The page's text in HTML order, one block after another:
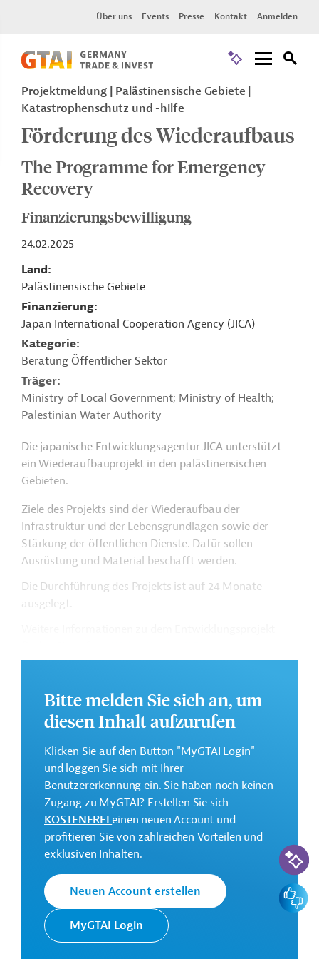
Über uns Events Presse Kontakt Anmelden
Projektmeldung
Palästinensische Gebiete
Katastrophenschutz und -hilfe
Förderung des Wiederaufbaus
The Programme for Emergency
Recovery
Finanzierungsbewilligung
24.02.2025
Land
Palästinensische Gebiete
Finanzierung
Japan International Cooperation Agency (JICA)
Kategorie
Beratung Öffentlicher Sektor
Träger
Ministry of Local Government; Ministry of Health;
Palestinian Water Authority
Die japanische Entwicklungsagentur JICA unterstützt
ein Wiederaufbauprojekt in den palästinensischen
Gebieten.
Ziele des Projekts sind der Wiederaufbau der
Infrastruktur und der Lebensgrundlagen sowie der
Stärkung der öffentlichen Dienste. Dafür sollen
Ausrüstung und Material beschafft werden.
Die Durchführung des Projekts ist auf 24 Monate
ausgelegt.
Regularien und praktische Hinweise zur
Geschäftsanbahnung.
Kontaktadressen
Japan
International
Cooperation
Agency (JICA)
Die JICA setzt die Finanzielle
Zusammenarbeit (FZ) Japans im
Agentur sind die Unterstützung des
sozioökonomischen Wachstums in
Entwicklungsländern und die
Förderung der internationalen
Bitte melden Sie sich an, um
diesen Inhalt aufzurufen
Klicken Sie auf den Button "MyGTAI Login"
und loggen Sie sich mit Ihrer
Benutzererkennung ein. Sie haben noch keinen
Zugang zu MyGTAI? Erstellen Sie sich
KOSTENFREIeinen neuen Account und
profitieren Sie von zahlreichen Vorteilen und
exklusiven Inhalten.
Neuen Account erstellen
MyGTAI Login
KI-